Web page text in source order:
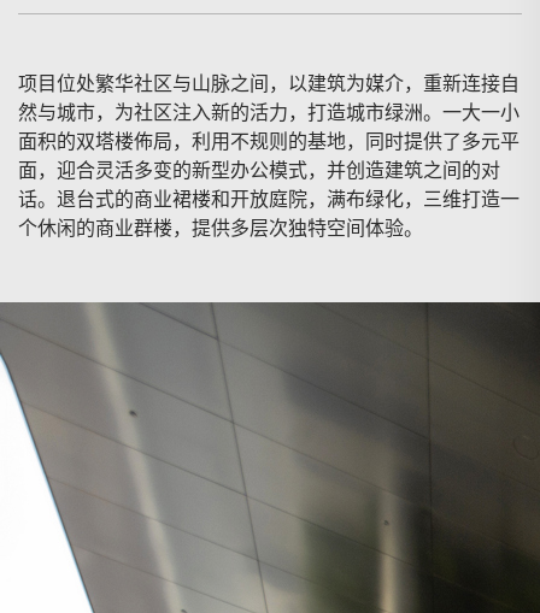
项目位处繁华社区与山脉之间，以建筑为媒介，重新连接自
然与城市，为社区注入新的活力，打造城市绿洲。一大一小
面积的双塔楼佈局，利用不规则的基地，同时提供了多元平
面，迎合灵活多变的新型办公模式，并创造建筑之间的对
话。退台式的商业裙楼和开放庭院，满布绿化，三维打造一
个休闲的商业群楼，提供多层次独特空间体验。